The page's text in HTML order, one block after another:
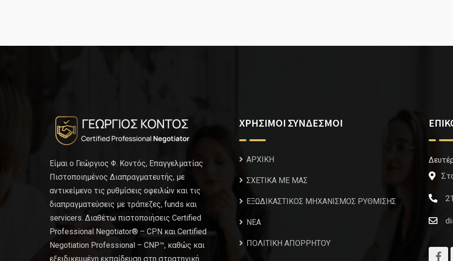
Είμαι ο Γεώργιος Φ. Κοντός, Επαγγελματίας
Πιστοποιημένος Διαπραγματευτής, με
αντικείμενο τις ρυθμίσεις οφειλών και τις
διαπραγματεύσεις με τράπεζες, funds και
servicers. Διαθέτω πιστοποιήσεις Certified
Professional Negotiator® – CPN και Certified
Negotiation Professional – CNP™, καθώς και
εξειδικευμένη εκπαίδευση στη στρατηγική
ΧΡΗΣΙΜΟΙ ΣΥΝΔΕΣΜΟΙ
ΑΡΧΙΚΗ
ΣΧΕΤΙΚΑ ΜΕ ΜΑΣ
ΕΞΩΔΙΚΑΣΤΙΚΟΣ ΜΗΧΑΝΙΣΜΟΣ ΡΥΘΜΙΣΗΣ
NEA
ΠΟΛΙΤΙΚΗ ΑΠΟΡΡΗΤΟΥ